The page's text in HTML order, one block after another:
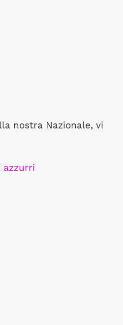
nostra Nazionale, vi
azzurri